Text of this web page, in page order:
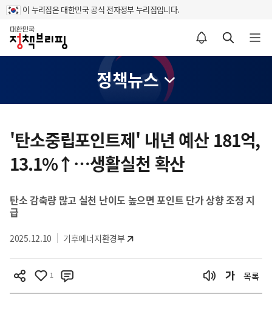
이 누리집은 대한민국 공식 전자정부 누리집입니다.
홈
알림설정 바로가기 검색 바로가기 메뉴 열기
정책뉴스
텐
영
'탄소중립포인트제' 내년 예산 181억,
13.1%↑…생활실천 확산
탄소 감축량 많고 실천 난이도 높으면 포인트 단가 상향 조정 지
급
2025.12.10 기후에너지환경부
1 목록